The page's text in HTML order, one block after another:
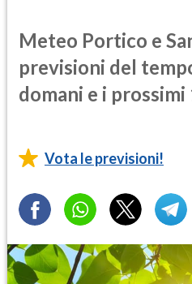
Meteo Portico e
previsioni del
domani e i
Vota le previsioni!